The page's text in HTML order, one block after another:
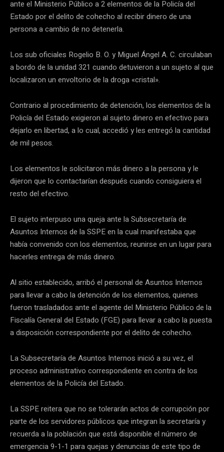
ante el Ministerio Público a 2 elementos de la Policía del
Estado por el delito de cohecho al recibir dinero de una
persona a cambio de no detenerla.
Los sub oficiales Rogelio B. O. y Miguel Ángel A. C. circulaban
a bordo de la unidad 321 cuando detuvieron a un sujeto al que
localizaron un envoltorio de la droga «cristal».
Contrario al procedimiento de detención, los elementos de la
Policía del Estado exigieron al sujeto dinero en efectivo para
dejarlo en libertad, a lo cual, accedió y les entregó la cantidad
de mil pesos.
Los elementos le solicitaron más dinero a la persona y le
dijeron que lo contactarían después cuando consiguiera el
resto del efectivo.
El sujeto interpuso una queja ante la Subsecretaría de
Asuntos Internos de la SSPE en la cual manifestaba que
había convenido con los elementos, reunirse en un lugar para
hacerles entrega de más dinero.
Al sitio establecido, arribó el personal de Asuntos Internos
para llevar a cabo la detención de los elementos, quienes
fueron trasladados ante el agente del Ministerio Público de la
Fiscalía General del Estado (FGE) para llevar a cabo la puesta
a disposición correspondiente por el delito de cohecho.
La Subsecretaría de Asuntos Internos inició a su vez, el
proceso administrativo correspondiente en contra de los
elementos de la Policía del Estado.
La SSPE reitera que no se tolerarán actos de corrupción por
parte de los servidores públicos que integran la secretaría y
recuerda a la población que está disponible el número de
emergencia 9-1-1 para quejas y denuncias de este tipo de